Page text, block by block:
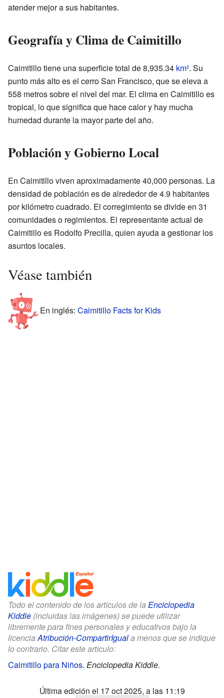
atender mejor a sus habitantes.
Geografía y Clima de Caimitillo
Caimitillo tiene una superficie total de 8,935.34 km². Su
punto más alto es el cerro San Francisco, que se eleva a
558 metros sobre el nivel del mar. El clima en Caimitillo es
tropical, lo que significa que hace calor y hay mucha
humedad durante la mayor parte del año.
Población y Gobierno Local
En Caimitillo viven aproximadamente 40,000 personas. La
densidad de población es de alrededor de 4.9 habitantes
por kilómetro cuadrado. El corregimiento se divide en 31
comunidades o regimientos. El representante actual de
Caimitillo es Rodolfo Precilla, quien ayuda a gestionar los
asuntos locales.
Véase también
En inglés: Caimitillo Facts for Kids
Todo el contenido de los artículos de la Enciclopedia
Kiddle (incluidas las imágenes) se puede utilizar
libremente para fines personales y educativos bajo la
licenciaAtribución-CompartirIguala menos que se indique
lo contrario. Citar este artículo:
Caimitillo para Niños. Enciclopedia Kiddle.
Última edición el 17 oct 2025, a las 11:19